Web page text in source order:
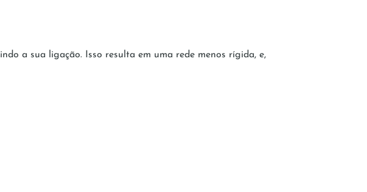
a sua ligação. Isso resulta em uma rede menos rígida, e,